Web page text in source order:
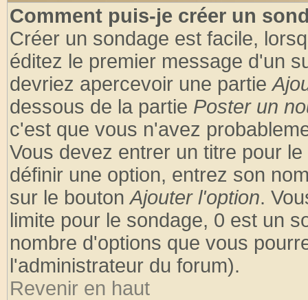
Comment puis-je créer un
Créer un sondage est facile,
éditez le premier message d'un
devriez apercevoir une partie
dessous de la partie Poster un
c'est que vous n'avez
Vous devez entrer un titre pour
définir une option, entrez son
sur le boutonAjouter l'option.
limite pour le sondage, 0 est un
nombre d'options que vous
l'administrateur du forum).
Revenir en haut